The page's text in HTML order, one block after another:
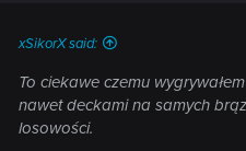
xSikorX said:
To ciekawe czemu
nawet deckami na samych
losowości.